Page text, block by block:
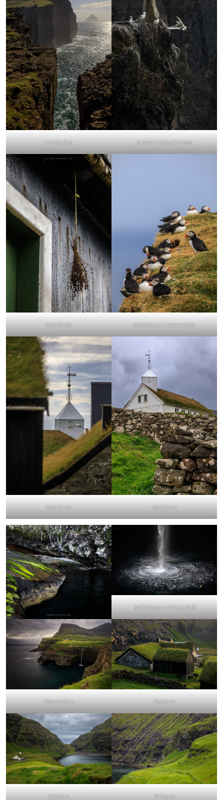
Trælanípa mewa trójpalczasta
Mykines maskonur zwyczajny
Mykines Mykines
Múlafossur Waterfall
Gásadalur Saksun
Saksun Saksun